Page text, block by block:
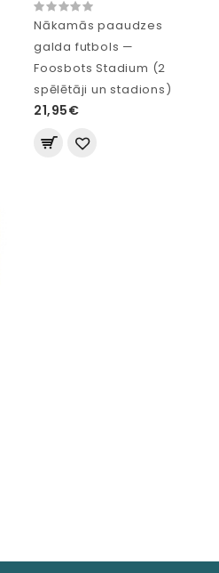
Nākamās paaudzes
galda futbols —
Foosbots Stadium (2
spēlētāji un stadions)
21,95€